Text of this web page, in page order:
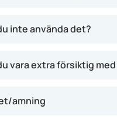
inte använda det?
vara extra försiktig
amning